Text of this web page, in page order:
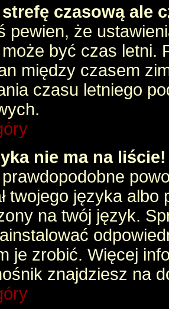
strefę czasową ale
pewien, że
być czas letni.
między czasem
czasu letniego
nie ma na liście!
twojego języka albo
na twój język.
je zrobić. Więcej
znajdziesz na